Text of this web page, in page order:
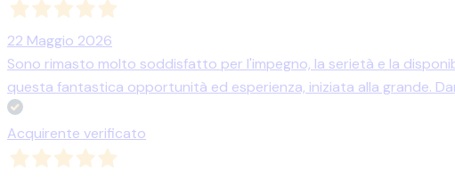
22 Maggio 2026
Sono rimasto molto soddisfatto per l'impegno, la serietà e la
questa fantastica opportunità ed esperienza, iniziata alla grande.
Acquirente verificato